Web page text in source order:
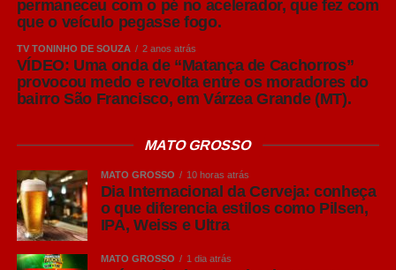
toda a produção global de cerveja.
Sua principal característica é o equilíbrio entre
refrescância, leve amargor e notas suaves de malte,
tornando-a extremamente versátil. Por apresentar um
hambúrgueres, sanduíches, petiscos, carnes brancas e
frutos do mar, sem se sobrepor aos sabores dos
alimentos.
Leia Também: Piloto morto em
queda de avião perdeu mãe há duas
permaneceu com o pé no acelerador, que fez com
que o veículo pegasse fogo.
TV TONINHO DE SOUZA 2 anos atrás
VÍDEO: Uma onda de “Matança de Cachorros”
provocou medo e revolta entre os moradores do
bairro São Francisco, em Várzea Grande (MT).
MATO GROSSO
MATO GROSSO 10 horas atrás
Dia Internacional da Cerveja: conheça
o que diferencia estilos como Pilsen,
IPA, Weiss e Ultra
MATO GROSSO 1 dia atrás